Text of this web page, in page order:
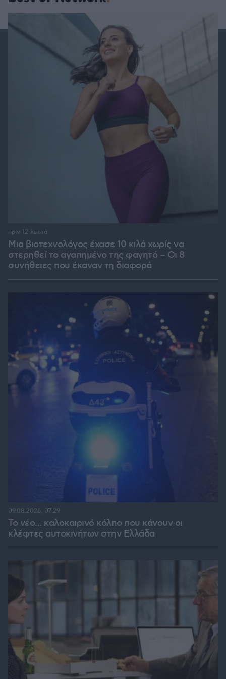
Μια βιοτεχνολόγος έχασε 10 κιλά χωρίς να
στερηθεί το αγαπημένο της φαγητό – Οι 8
συνήθειες που έκαναν τη διαφορά
πριν 12 λεπτά
Το νέο... καλοκαιρινό κόλπο που κάνουν οι
κλέφτες αυτοκινήτων στην Ελλάδα
09.08.2026, 07:29